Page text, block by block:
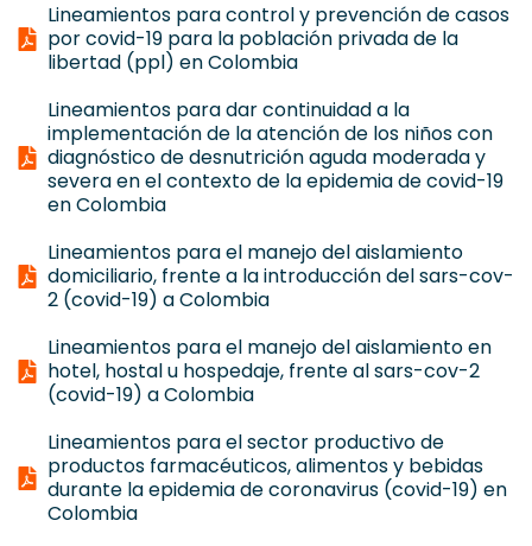
Lineamientos para control y prevención de casos
por covid-19 para la población privada de la
libertad (ppl) en Colombia
Lineamientos para dar continuidad a la
implementación de la atención de los niños con
diagnóstico de desnutrición aguda moderada y
severa en el contexto de la epidemia de covid-19
en Colombia
Lineamientos para el manejo del aislamiento
domiciliario, frente a la introducción del sars-cov-
2 (covid-19) a Colombia
Lineamientos para el manejo del aislamiento en
hotel, hostal u hospedaje, frente al sars-cov-2
(covid-19) a Colombia
Lineamientos para el sector productivo de
productos farmacéuticos, alimentos y bebidas
durante la epidemia de coronavirus (covid-19) en
Colombia